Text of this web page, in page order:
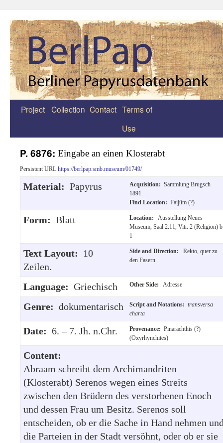
Zum
Project Collection Contact Terms of
Use
P. 6876: Eingabe an einen Klosterabt
Persistent URL https://berlpap.smb.museum/01749/
Material: Papyrus Acquisition: Sammlung Brugsch
1891.
Find Location: Faijûm (?)
Form: Blatt Location:
Ausstellung Neues
Museum, Saal 2.11, Vitr. 2 (Religion) b
1
Text Layout: 10
Zeilen.
Side and Direction:
Rekto, quer zu
den Fasern
Language: Griechisch Other Side: Adresse
Genre: dokumentarisch Script and Notations: transversa
charta
Date: 6. – 7. Jh. n.Chr. Provenance: Pinarachthis (?)
(Oxyrhynchites)
Content:
Abraam schreibt dem Archimandriten
(Klosterabt) Serenos wegen eines Streits
zwischen den Brüdern des verstorbenen Enoch
und dessen Frau um Besitz. Serenos soll
entscheiden, ob er die Sache in Hand nehmen
die Parteien in der Stadt versöhnt, oder ob er sie